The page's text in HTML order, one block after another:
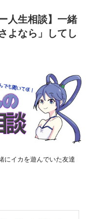
人生相談】一緒
よなら」してし
にイカを遊んでいた友達